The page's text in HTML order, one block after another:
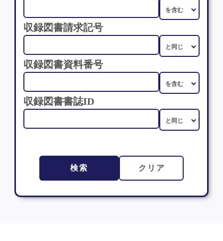
収録図書請求記号
収録図書資料番号
収録図書書誌ID
検索 クリア